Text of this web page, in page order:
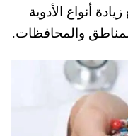
أنواع الأدوية
والمحافظات.